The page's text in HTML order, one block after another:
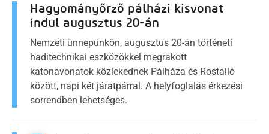
Hagyományőrző pálházi kisvonat
indul augusztus 20-án
Nemzeti ünnepünkön, augusztus 20-án történeti
haditechnikai eszközökkel megrakott
katonavonatok közlekednek Pálháza és Rostalló
között, napi két járatpárral. A helyfoglalás érkezési
sorrendben lehetséges.